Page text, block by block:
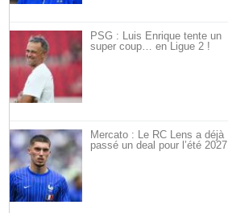
PSG : Luis Enrique tente un
super coup… en Ligue 2 !
Mercato : Le RC Lens a déjà
passé un deal pour l’été 2027